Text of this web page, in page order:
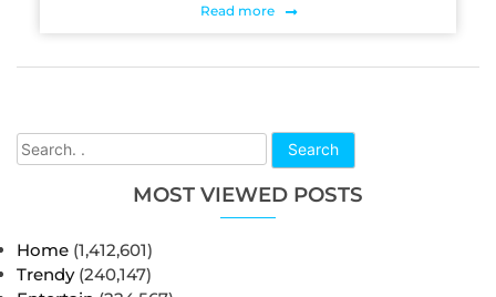
Search
MOST VIEWED POSTS
Home (1,412,601)
Trendy (240,147)
Read more